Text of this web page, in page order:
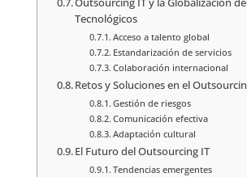
Outsourcing IT y la Globalización
Tecnológicos
Acceso a talento global
Estandarización de servicios
Colaboración internacional
Retos y Soluciones en el
Gestión de riesgos
Comunicación efectiva
Adaptación cultural
El Futuro del Outsourcing IT
Tendencias emergentes